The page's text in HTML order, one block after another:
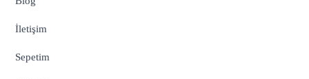
İletişim
Sepetim